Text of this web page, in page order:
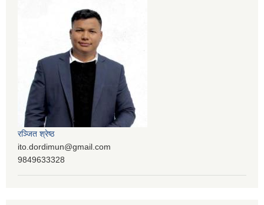
रञ्‍जित श्रेष्ठ
ito.dordimun@gmail.com
9849633328